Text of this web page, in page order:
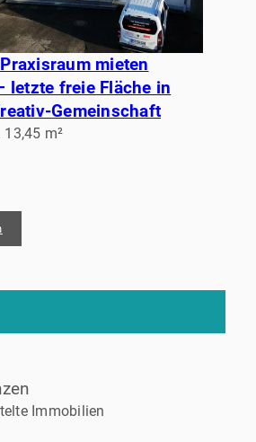
mieten
letzte freie Fläche in
Gemeinschaft
m²
Immobilien